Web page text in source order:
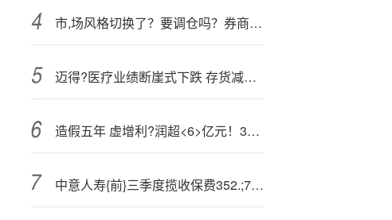
市,场风格切换了？要调仓吗？券商最新观点出炉
迈得?医疗业绩断崖式下跌 存货减值是否埋雷
造假五年 虚增利?润超<6>亿元！300237将被ST
中意人寿{前}三季度揽收保费352.;77亿、净利15.03亿，年内董事长、总精算师接连变动